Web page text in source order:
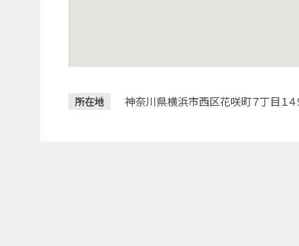
所在地 神奈川県横浜市西区花咲町７丁目１４